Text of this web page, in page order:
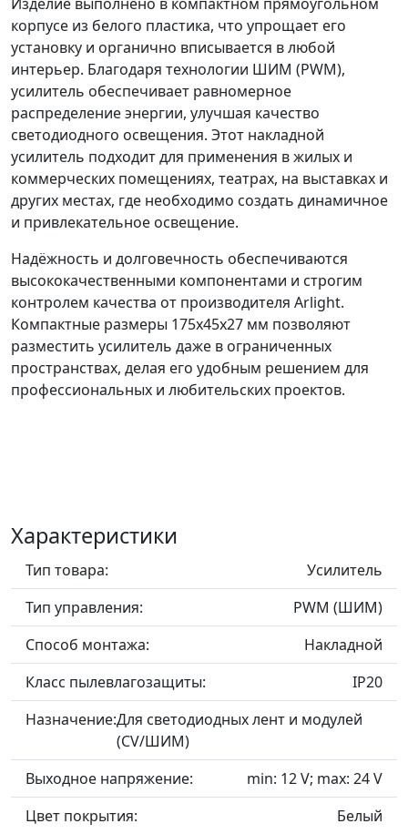
Изделие выполнено в компактном прямоугольном
корпусе из белого пластика, что упрощает его
установку и органично вписывается в любой
интерьер. Благодаря технологии ШИМ (PWM),
усилитель обеспечивает равномерное
распределение энергии, улучшая качество
светодиодного освещения. Этот накладной
усилитель подходит для применения в жилых и
коммерческих помещениях, театрах, на выставках и
других местах, где необходимо создать динамичное
и привлекательное освещение.
Надёжность и долговечность обеспечиваются
высококачественными компонентами и строгим
контролем качества от производителя Arlight.
Компактные размеры 175x45x27 мм позволяют
разместить усилитель даже в ограниченных
пространствах, делая его удобным решением для
профессиональных и любительских проектов.
Характеристики
Тип товара:
Усилитель
Тип управления:
PWM (ШИМ)
Способ монтажа:
Накладной
Класс пылевлагозащиты:
IP20
Назначение:Для светодиодных лент и модулей
(CV/ШИМ)
Выходное напряжение:
min: 12 V; max: 24 V
Цвет покрытия:
Белый